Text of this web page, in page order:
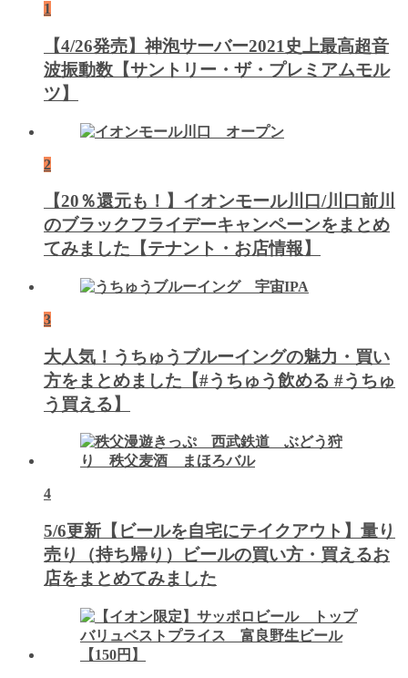
1
【4/26発売】神泡サーバー2021史上最高超音
波振動数【サントリー・ザ・プレミアムモル
ツ】
2
【20％還元も！】イオンモール川口/川口前川
のブラックフライデーキャンペーンをまとめ
てみました【テナント・お店情報】
3
大人気！うちゅうブルーイングの魅力・買い
方をまとめました【#うちゅう飲める #うちゅ
う買える】
4
5/6更新【ビールを自宅にテイクアウト】量り
売り（持ち帰り）ビールの買い方・買えるお
店をまとめてみました